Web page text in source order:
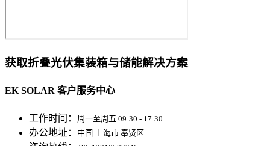
获取折叠光伏集装箱与储能解决方案
EK SOLAR 客户服务中心
工作时间： 周一至周五 09:30 - 17:30
办公地址： 中国·上海市 奉贤区